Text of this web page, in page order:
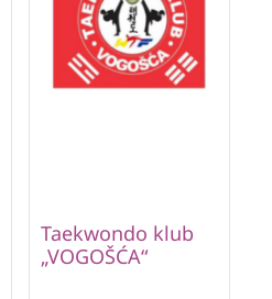
Taekwondo klub
„VOGOŠĆA“